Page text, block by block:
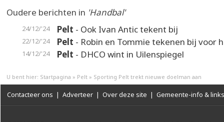
Oudere berichten in 'Handbal'
24/12/'24 Pelt - Ook Ivan Antic tekent bij
22/12/'24 Pelt - Robin en Tommie tekenen bij voor
14/12/'24 Pelt - DHCO wint in Uilenspiegel
U bent hier: Startpagina » Pelt » Sporting Pelt trekt nieuwe doelman aan
Contacteer ons | Adverteer | Over deze site | Gemeente-info & links